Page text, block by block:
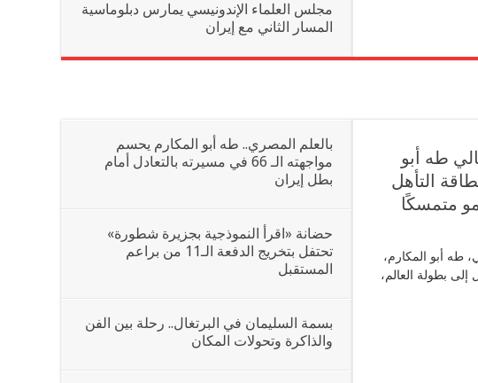
مجلس العلماء الإندونيسي يمارس دبلوماسية
المسار الثاني مع إيران
طه أبو
التأهل
متمسكًا
طه أبو المكارم،
بطولة العالم،
بالعلم المصري.. طه أبو المكارم يحسم
مواجهته الـ 66 في مسيرته بالتعادل أمام
بطل إيران
حضانة «اقرأ النموذجية بجزيرة شطورة»
تحتفل بتخريج الدفعة الـ11 من براعم
المستقبل
بسمة السليمان في البرتغال.. رحلة بين الفن
والذاكرة وتحولات المكان